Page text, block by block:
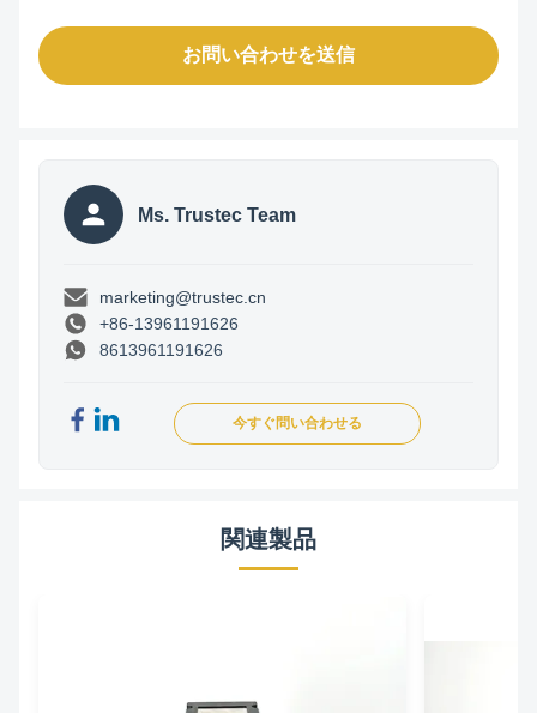
お問い合わせを送信
Ms. Trustec Team
marketing@trustec.cn
+86-13961191626
8613961191626
今すぐ問い合わせる
関連製品